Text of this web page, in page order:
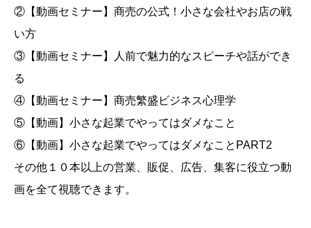
②【動画セミナー】商売の公式！小さな会社やお店の戦
い方
③【動画セミナー】人前で魅力的なスピーチや話ができ
る
④【動画セミナー】商売繁盛ビジネス心理学
⑤【動画】小さな起業でやってはダメなこと
⑥【動画】小さな起業でやってはダメなことPART2
その他１０本以上の営業、販促、広告、集客に役立つ動
画を全て視聴できます。